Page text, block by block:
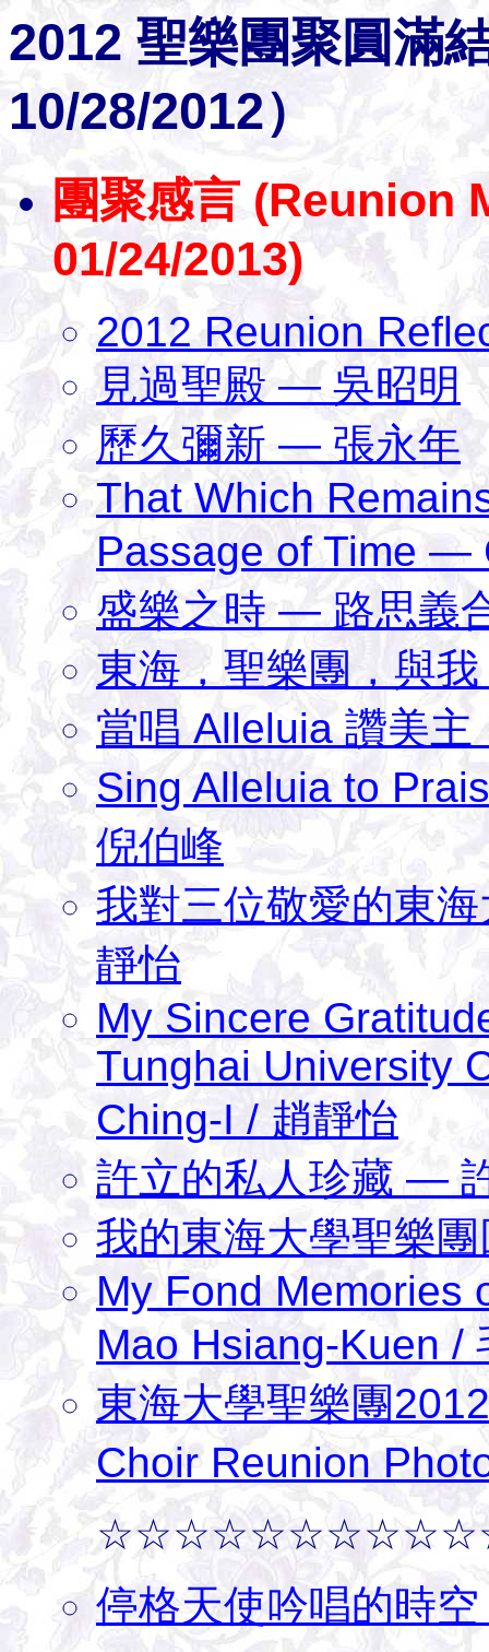
2012 聖樂團聚圓滿
10/28/2012）
團聚感言 (Reunion
01/24/2013)
2012 Reunion
見過聖殿 — 吳昭明
歷久彌新 — 張永年
That Which
Passage of Time —
盛樂之時 — 路思義
東海，聖樂團，與
當唱 Alleluia 讚美
Sing Alleluia to
倪伯峰
我對三位敬愛的東
靜怡
My Sincere
Tunghai University
Ching-I / 趙靜怡
許立的私人珍藏 —
我的東海大學聖樂
My Fond
Mao Hsiang-Kuen /
東海大學聖樂團
Choir Reunion
停格天使吟唱的時